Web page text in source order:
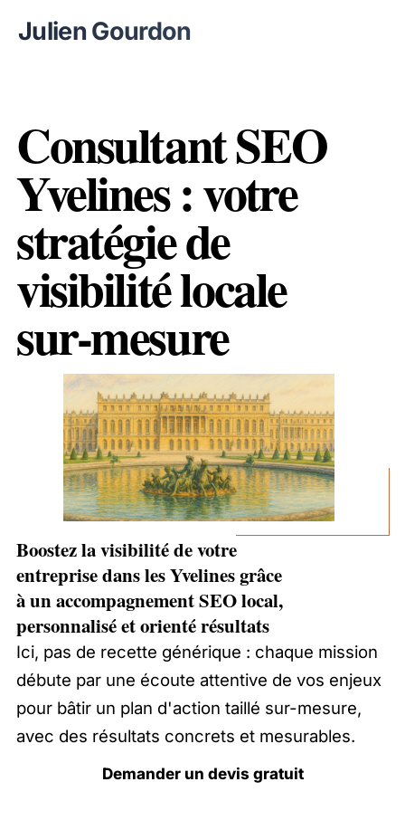
Julien Gourdon
Consultant SEO
Yvelines : votre
stratégie de
visibilité locale
sur-mesure
Boostez la visibilité de votre
entreprise dans les Yvelines grâce
à un accompagnement SEO local,
personnalisé et orienté résultats
Ici, pas de recette générique : chaque mission
débute par une écoute attentive de vos enjeux
pour bâtir un plan d'action taillé sur-mesure,
avec des résultats concrets et mesurables.
Demander un devis gratuit